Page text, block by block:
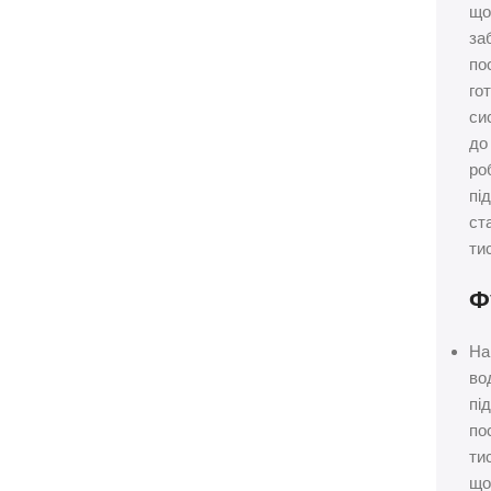
що
до
під
під
що